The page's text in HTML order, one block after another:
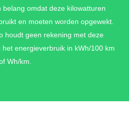
belang omdat deze kilowatturen
en moeten worden opgewekt.
houdt geen rekening met deze
energieverbruik in kWh/100 km
Wh/km.